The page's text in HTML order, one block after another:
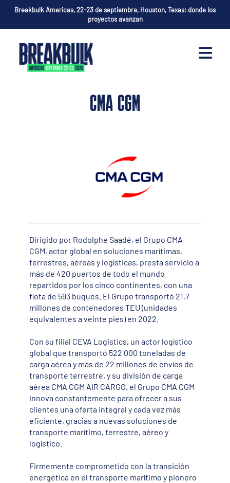
Breakbulk Americas, 22-23 de septiembre, Houston, Texas: donde los
proyectos avanzan
CMA CGM
Dirigido por Rodolphe Saadé, el Grupo CMA
CGM, actor global en soluciones marítimas,
terrestres, aéreas y logísticas, presta servicio a
más de 420 puertos de todo el mundo
repartidos por los cinco continentes, con una
flota de 593 buques. El Grupo transportó 21,7
millones de contenedores TEU (unidades
equivalentes a veinte pies) en 2022.
Con su filial CEVA Logistics, un actor logístico
global que transportó 522 000 toneladas de
carga aérea y más de 22 millones de envíos de
transporte terrestre, y su división de carga
aérea CMA CGM AIR CARGO, el Grupo CMA CGM
innova constantemente para ofrecer a sus
clientes una oferta integral y cada vez más
eficiente, gracias a nuevas soluciones de
transporte marítimo, terrestre, aéreo y
logístico.
Firmemente comprometido con la transición
energética en el transporte marítimo y pionero